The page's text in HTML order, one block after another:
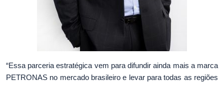
“Essa parceria estratégica vem para difundir ainda mais a marca
PETRONAS no mercado brasileiro e levar para todas as regiões